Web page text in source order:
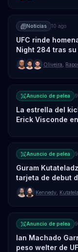
Noticias 10 ago
UFC rinde
Night 284 tras su
Oliveira
Anuncio de pelea
La estrella del
Erick Visconde
Anuncio de pelea
Guram
tarjeta de debut
Kennedy
Anuncio de pelea
Ian Machado
peso welter de